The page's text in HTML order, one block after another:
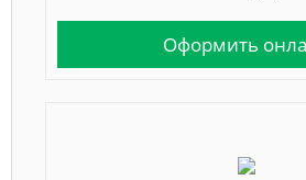
Оформить